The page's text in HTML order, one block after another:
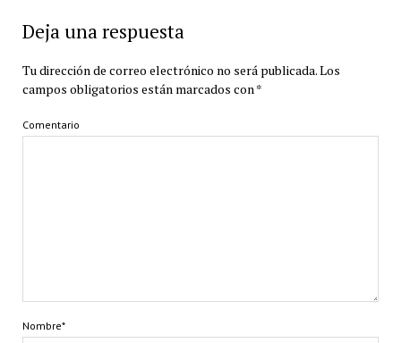
Deja una respuesta
Tu dirección de correo electrónico no será publicada.Los
campos obligatorios están marcados con*
Comentario
Nombre*